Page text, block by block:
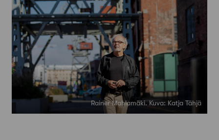
Rainer Mahlamäki. Kuva: Katja Tähjä